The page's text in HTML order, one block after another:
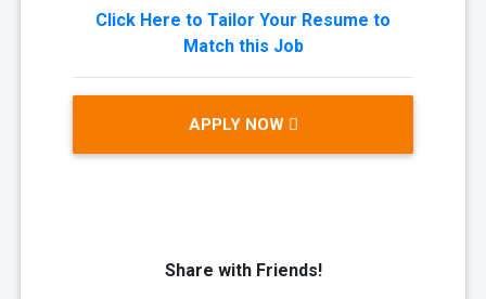
Click Here to Tailor Your Resume to
Match this Job
APPLY NOW
Share with Friends!